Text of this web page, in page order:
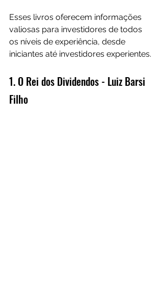
Esses livros oferecem informações
valiosas para investidores de todos
os níveis de experiência, desde
iniciantes até investidores experientes.
1. O Rei dos Dividendos - Luiz Barsi
Filho